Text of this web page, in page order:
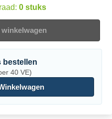
0 stuks
winkelwagen
bestellen
40 VE)